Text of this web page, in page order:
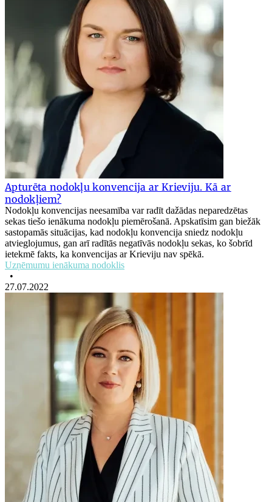
Apturēta nodokļu konvencija ar Krieviju. Kā ar
nodokļiem?
Nodokļu konvencijas neesamība var radīt dažādas neparedzētas
sekas tiešo ienākuma nodokļu piemērošanā. Apskatīsim gan biežāk
sastopamās situācijas, kad nodokļu konvencija sniedz nodokļu
atvieglojumus, gan arī radītās negatīvās nodokļu sekas, ko šobrīd
ietekmē fakts, ka konvencijas ar Krieviju nav spēkā.
Uzņēmumu ienākuma nodoklis
•
27.07.2022